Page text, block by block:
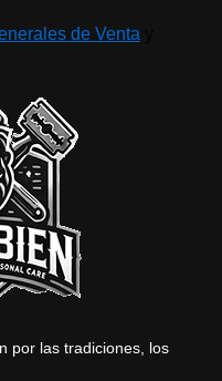
de Venta
por las tradiciones, los